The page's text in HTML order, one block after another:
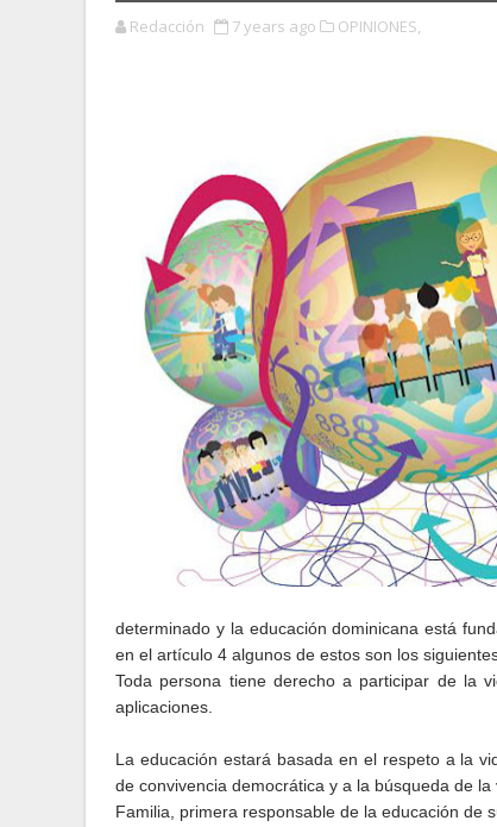
Redacción 7 years ago OPINIONES,
determinado y la educación dominicana está
en el artículo 4 algunos de estos son los
Toda persona tiene derecho a participar de la
aplicaciones.
La educación estará basada en el respeto a la
de convivencia democrática y a la búsqueda de la
Familia, primera responsable de la educación de